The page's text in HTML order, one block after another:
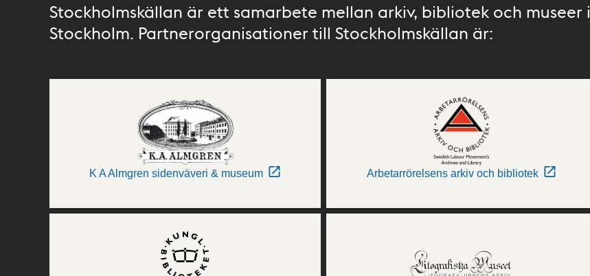
Stockholmskällan är ett samarbete mellan arkiv, bibliotek och museer i
Stockholm. Partnerorganisationer till Stockholmskällan är:
K A Almgren sidenväveri & museum Arbetarrörelsens arkiv och bibliotek